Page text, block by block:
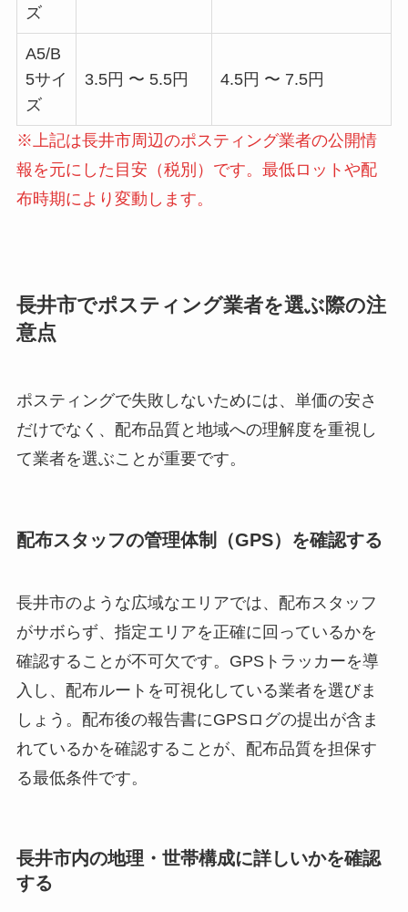
ズ
A5/B
5サイ
ズ
3.5円 〜 5.5円 4.5円 〜 7.5円
※上記は長井市周辺のポスティング業者の公開情
報を元にした目安（税別）です。最低ロットや配
布時期により変動します。
長井市でポスティング業者を選ぶ際の注
意点
ポスティングで失敗しないためには、単価の安さ
だけでなく、配布品質と地域への理解度を重視し
て業者を選ぶことが重要です。
配布スタッフの管理体制（GPS）を確認する
長井市のような広域なエリアでは、配布スタッフ
がサボらず、指定エリアを正確に回っているかを
確認することが不可欠です。GPSトラッカーを導
入し、配布ルートを可視化している業者を選びま
しょう。配布後の報告書にGPSログの提出が含ま
れているかを確認することが、配布品質を担保す
る最低条件です。
長井市内の地理・世帯構成に詳しいかを確認
する